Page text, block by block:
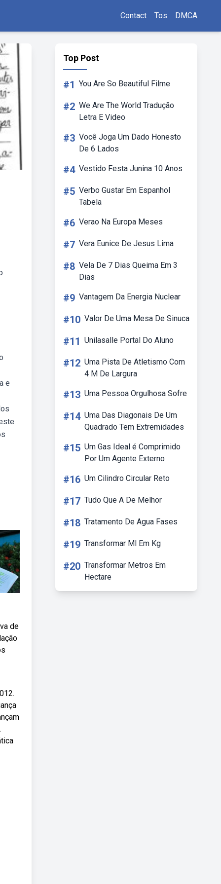
Contact Tos DMCA
e
de
Top Post
#1 You Are So Beautiful Filme
#2 We Are The World Tradução
Letra E Video
#3 Você Joga Um Dado Honesto
De 6 Lados
#4 Vestido Festa Junina 10 Anos
#5 Verbo Gustar Em Espanhol
Tabela
#6 Verao Na Europa Meses
#7 Vera Eunice De Jesus Lima
#8 Vela De 7 Dias Queima Em 3
Dias
#9 Vantagem Da Energia Nuclear
#10 Valor De Uma Mesa De Sinuca
#11 Unilasalle Portal Do Aluno
#12 Uma Pista De Atletismo Com
4 M De Largura
#13 Uma Pessoa Orgulhosa Sofre
#14 Uma Das Diagonais De Um
Quadrado Tem Extremidades
#15 Um Gas Ideal é Comprimido
Por Um Agente Externo
#16 Um Cilindro Circular Reto
#17 Tudo Que A De Melhor
#18 Tratamento De Agua Fases
#19 Transformar Ml Em Kg
#20 Transformar Metros Em
Hectare